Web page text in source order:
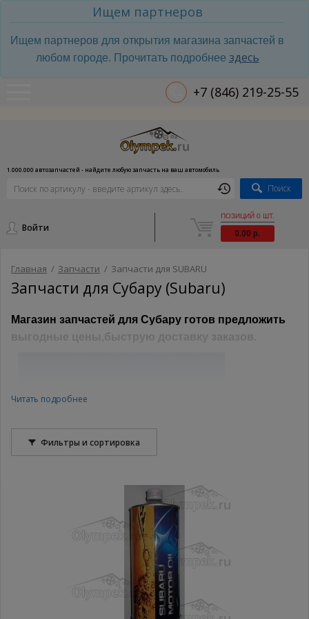
Ищем партнеров
Ищем партнеров для открытия магазина запчастей в
любом городе. Прочитать подробнее здесь
+7 (846) 219-25-55
1.000.000 автозапчастей - найдите любую запчасть на ваш автомобиль
Поиск
Войти
ПОЗИЦИЙ 0 ШТ.
0.00 р.
Главная / Запчасти / Запчасти для SUBARU
Запчасти для Субару (Subaru)
Магазин запчастей для Субару готов предложить
выгодные цены,быструю доставку заказов.
Оригинальные запчасти для Субару –
качество на спортивном уровне
Интернет-магазин предлагает запчасти для Субару купить
целью улучшения технических характеристик вашего авто. К
услугам наших посетителей каталог кузовных деталей и
оптики, а также другие рубрики запчастей от мировых
брендов. Организация системы поиска позволит легче
сориентироваться в большом потоке предложений.
Читать подробнее
Фильтры и сортировка